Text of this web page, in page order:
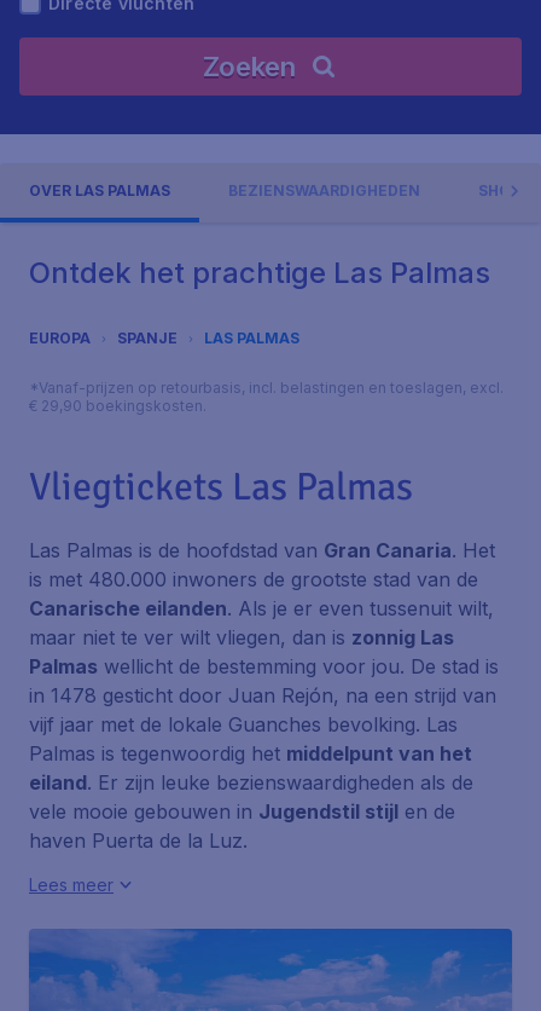
Zoeken
OVER LAS PALMAS BEZIENSWAARDIGHEDEN
Ontdek het prachtige Las Palmas
EUROPA SPANJE LAS PALMAS
*Vanaf-prijzen op retourbasis, incl. belastingen en toeslagen, excl.
€ 29,90 boekingskosten.
Vliegtickets Las Palmas
Las Palmas is de hoofdstad van Gran Canaria. Het
is met 480.000 inwoners de grootste stad van de
Canarische eilanden. Als je er even tussenuit wilt,
maar niet te ver wilt vliegen, dan is zonnig Las
Palmas wellicht de bestemming voor jou. De stad is
in 1478 gesticht door Juan Rejón, na een strijd van
vijf jaar met de lokale Guanches bevolking. Las
Palmas is tegenwoordig het middelpunt van het
eiland. Er zijn leuke bezienswaardigheden als de
vele mooie gebouwen in Jugendstil stijl en de
haven Puerta de la Luz.
Lees meer